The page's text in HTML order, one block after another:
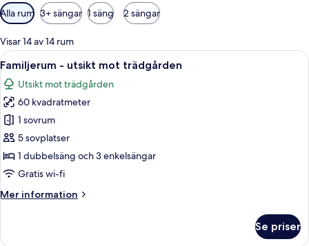
Tillgängliga
filter
för
rum
Alla rum 3+ sängar 1 säng 2 sängar
Visar 14 av 14 rum
Öppna
alla
foton
för
Familjerum
-
utsikt
mot
Ett hotellrum med en säng, två
7
Familjerum - utsikt mot trädgården
Utsikt mot trädgården
60 kvadratmeter
1 sovrum
5 sovplatser
1 dubbelsäng och 3 enkelsängar
Gratis wi-fi
Mer information
Mer
-
Se priser